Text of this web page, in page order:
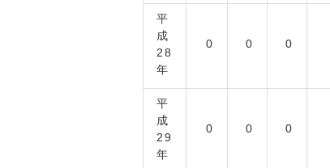
平
成
28
年
0 0 0
平
成
29
年
0 0 0